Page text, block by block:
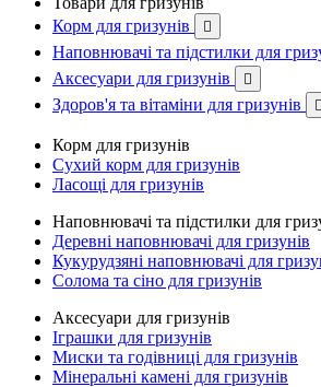
Корм для гризунів

Наповнювачі та підстилки для
Аксесуари для гризунів 
Здоров'я та вітаміни для гризунів 
Корм для гризунів
Сухий корм для гризунів
Ласощі для гризунів
Наповнювачі та підстилки для
Деревні наповнювачі для гризунів
Кукурудзяні наповнювачі для
Солома та сіно для гризунів
Аксесуари для гризунів
Іграшки для гризунів
Миски та годівниці для гризунів
Мінеральні камені для гризунів